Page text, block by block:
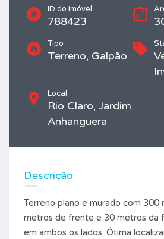
ID do Imóvel
788423
Tipo
Terreno, Galpão
Local
Rio Claro, Jardim
Anhanguera
Descrição
Terreno plano e murado com 300
metros de frente e 30 metros da
em ambos os lados. Ótima